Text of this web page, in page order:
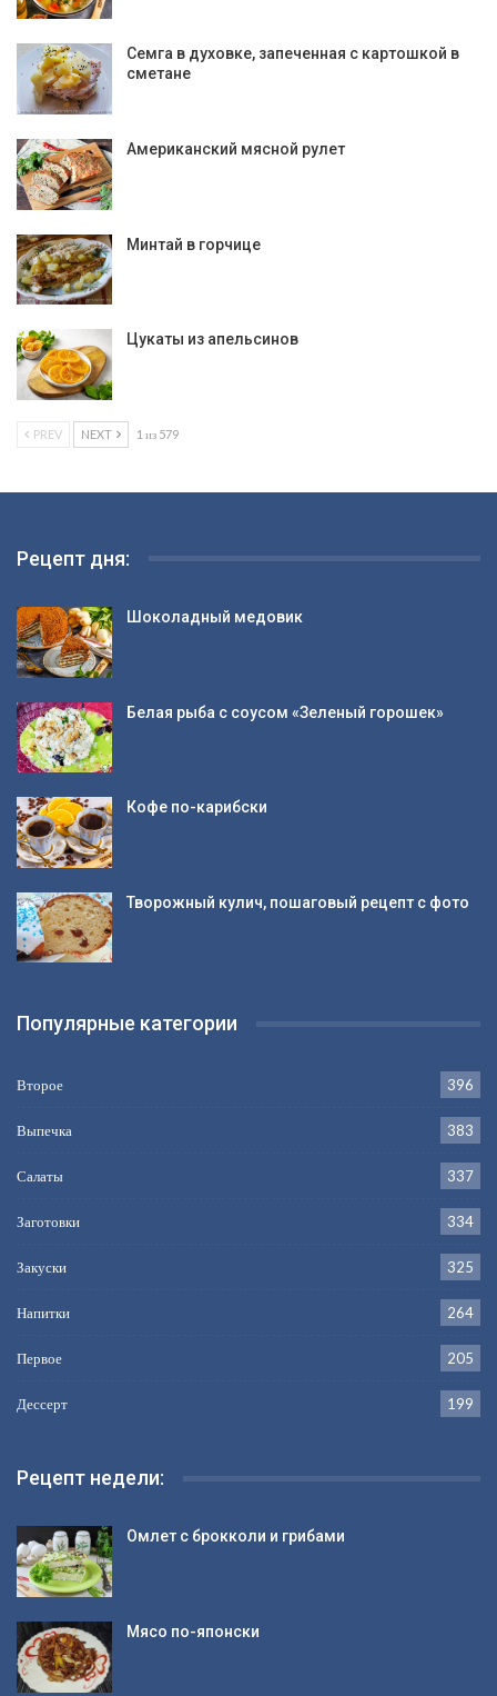
Семга в духовке, запеченная с картошкой в
сметане
Американский мясной рулет
Минтай в горчице
Цукаты из апельсинов
PREV NEXT 1 из 579
Рецепт дня:
Шоколадный медовик
Белая рыба с соусом «Зеленый горошек»
Кофе по-карибски
Творожный кулич, пошаговый рецепт с фото
Популярные категории
Второе 396
Выпечка 383
Салаты 337
Заготовки 334
Закуски 325
Напитки 264
Первое 205
Дессерт 199
Рецепт недели:
Омлет с брокколи и грибами
Мясо по-японски